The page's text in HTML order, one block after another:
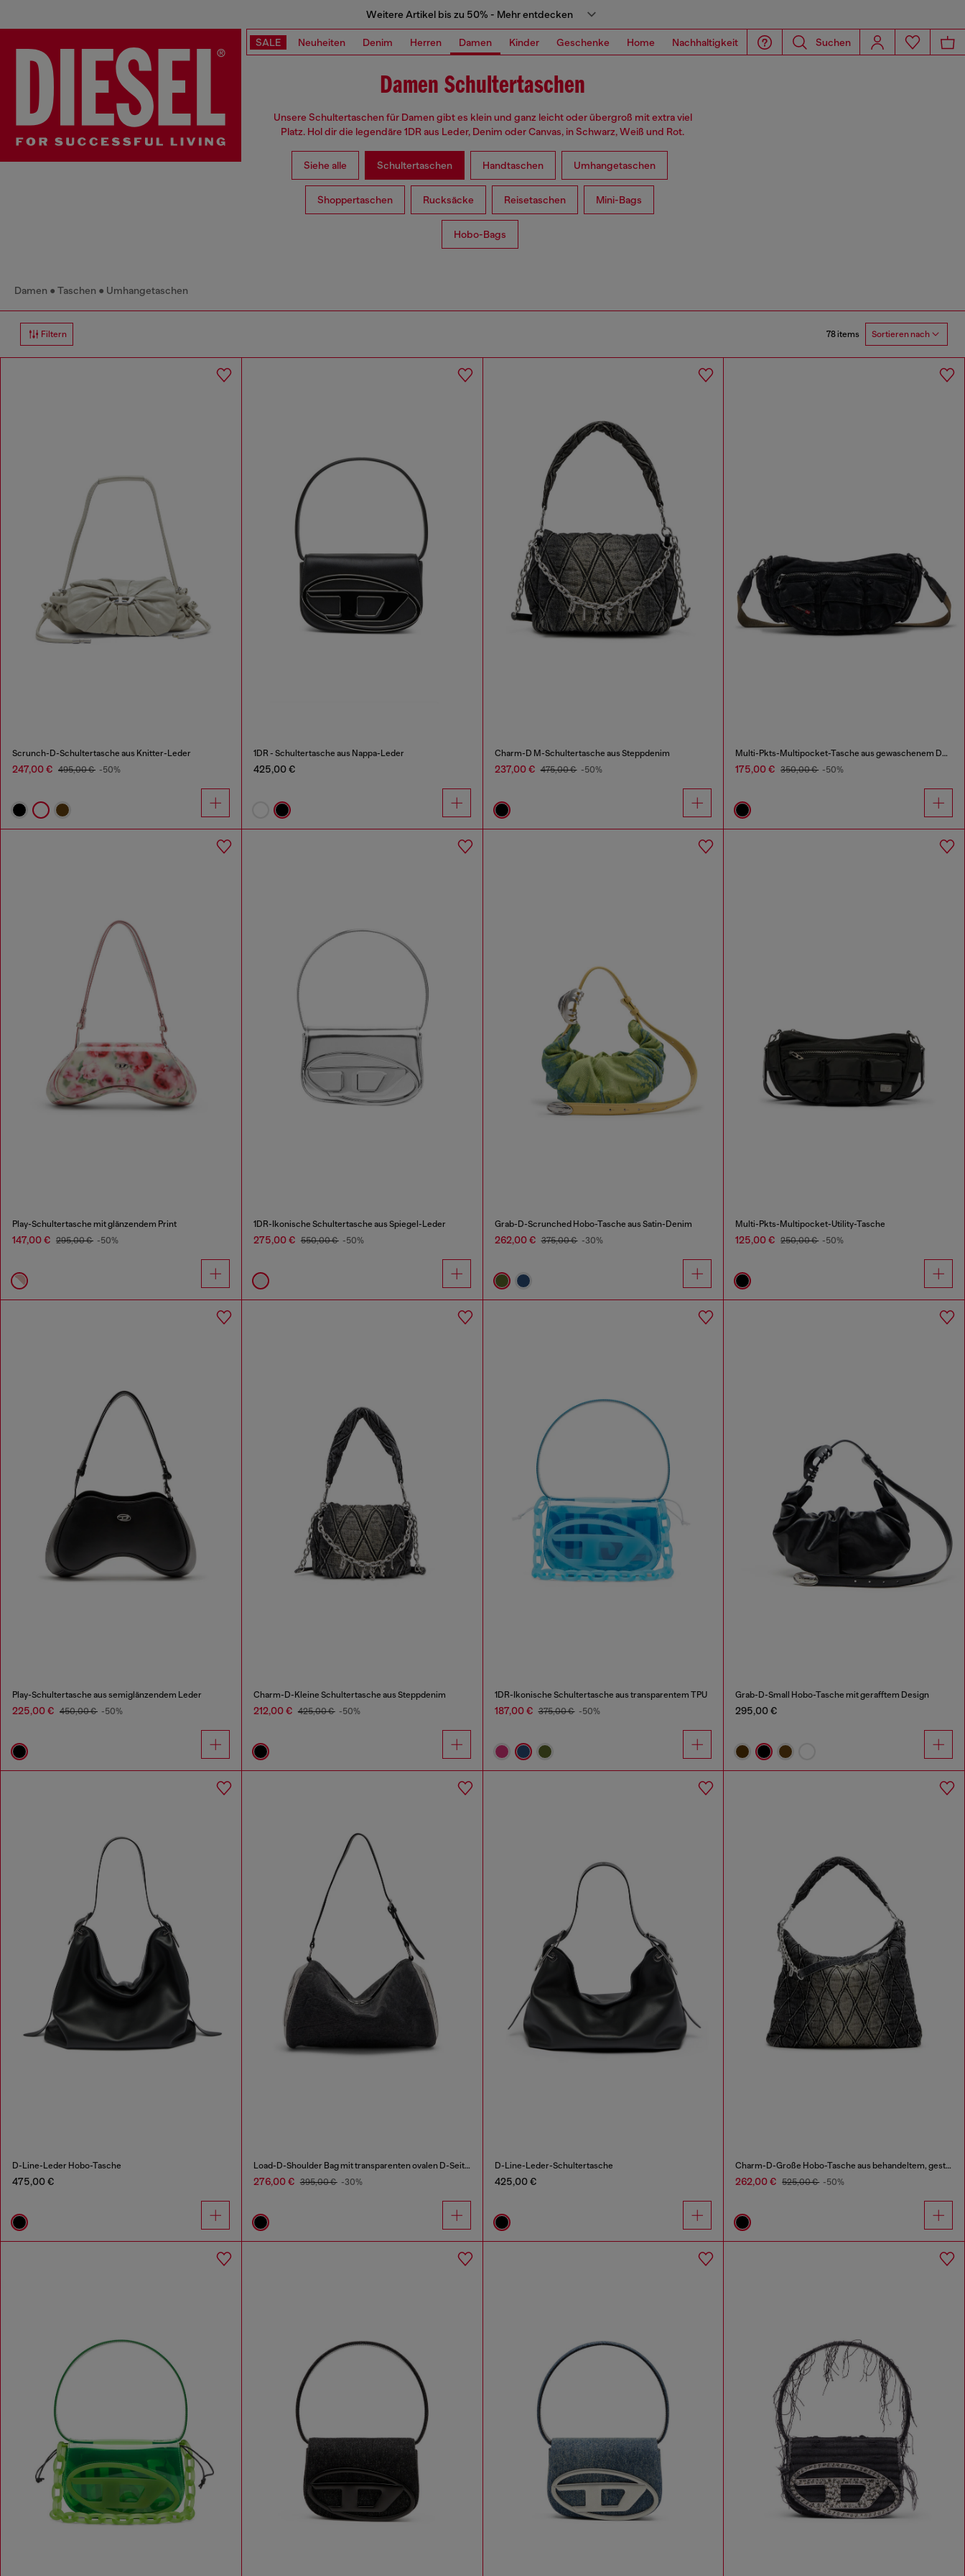
Weitere Artikel bis zu 50% - Mehr entdecken
SALE Neuheiten Denim Herren Damen Kinder Geschenke Home Nachhaltigkeit Suchen
Damen Schultertaschen
Unsere Schultertaschen für Damen gibt es klein und ganz leicht oder übergroß mit extra viel
Platz. Hol dir die legendäre 1DR aus Leder, Denim oder Canvas, in Schwarz, Weiß und Rot.
Siehe alle Schultertaschen Handtaschen Umhangetaschen
Shoppertaschen Rucksäcke Reisetaschen Mini-Bags
Hobo-Bags
Damen Taschen Umhangetaschen
Filtern 78 items Sortieren nach
Scrunch-D-Schultertasche aus Knitter-Leder
247,00 € 495,00 € -50%
1DR - Schultertasche aus Nappa-Leder
425,00 €
Charm-D M-Schultertasche aus Steppdenim
237,00 € 475,00 € -50%
Multi-Pkts-Multipocket-Tasche aus gewaschenem Denim
175,00 € 350,00 € -50%
Play-Schultertasche mit glänzendem Print
147,00 € 295,00 € -50%
1DR-Ikonische Schultertasche aus Spiegel-Leder
275,00 € 550,00 € -50%
Grab-D-Scrunched Hobo-Tasche aus Satin-Denim
262,00 € 375,00 € -30%
Multi-Pkts-Multipocket-Utility-Tasche
125,00 € 250,00 € -50%
Play-Schultertasche aus semiglänzendem Leder
225,00 € 450,00 € -50%
Charm-D-Kleine Schultertasche aus Steppdenim
212,00 € 425,00 € -50%
1DR-Ikonische Schultertasche aus transparentem TPU
187,00 € 375,00 € -50%
Grab-D-Small Hobo-Tasche mit gerafftem Design
295,00 €
D-Line-Leder Hobo-Tasche
475,00 €
Load-D-Shoulder Bag mit transparenten ovalen D-Seiten
276,00 € 395,00 € -30%
D-Line-Leder-Schultertasche
425,00 €
Charm-D-Große Hobo-Tasche aus behandeltem, gestepptem Denim
262,00 € 525,00 € -50%